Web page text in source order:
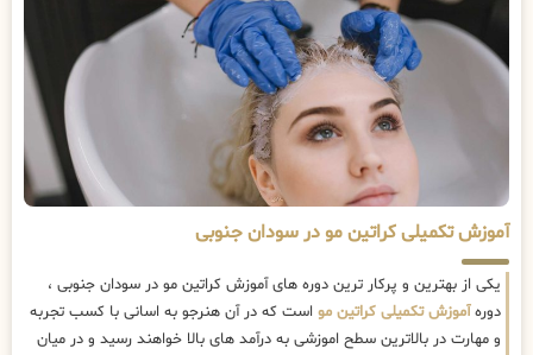
آموزش تکمیلی کراتین مو در سودان جنوبی
یکی از بهترین و پرکار ترین دوره های آموزش کراتین مو در سودان جنوبی ،
دورهآموزش تکمیلی کراتین مو است که در آن هنرجو به اسانی با کسب تجربه
و مهارت در بالاترین سطح اموزشی به درآمد های بالا خواهند رسید و در میان